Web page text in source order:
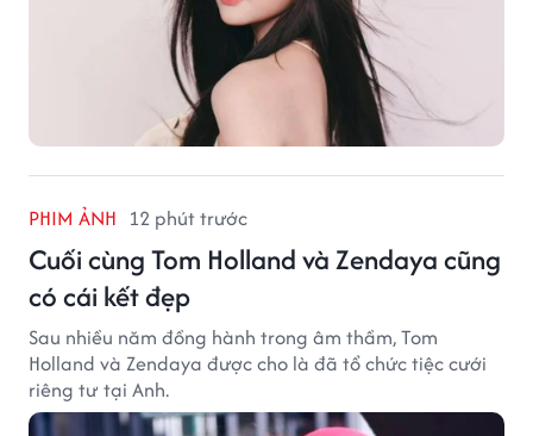
PHIM ẢNH 12 phút trước
Cuối cùng Tom Holland và Zendaya cũng
có cái kết đẹp
Sau nhiều năm đồng hành trong âm thầm, Tom
Holland và Zendaya được cho là đã tổ chức tiệc cưới
riêng tư tại Anh.